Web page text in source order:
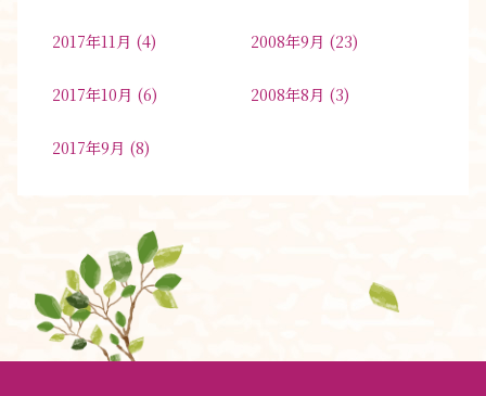
2017年11月 (4)
2017年10月 (6)
2017年9月 (8)
2008年9月 (23)
2008年8月 (3)